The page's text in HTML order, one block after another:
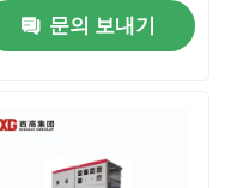
문의 보내기